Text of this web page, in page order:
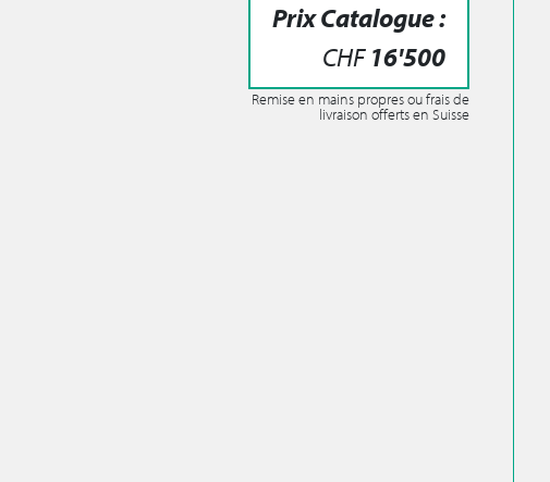
Prix Catalogue :
CHF16'500
Remise en mains propres ou frais de
livraison offerts en Suisse